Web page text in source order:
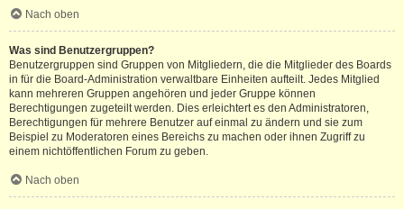
Nach oben
Was sind Benutzergruppen?
Benutzergruppen sind Gruppen von Mitgliedern, die die Mitglieder des Boards
in für die Board-Administration verwaltbare Einheiten aufteilt. Jedes Mitglied
kann mehreren Gruppen angehören und jeder Gruppe können
Berechtigungen zugeteilt werden. Dies erleichtert es den Administratoren,
Berechtigungen für mehrere Benutzer auf einmal zu ändern und sie zum
Beispiel zu Moderatoren eines Bereichs zu machen oder ihnen Zugriff zu
einem nichtöffentlichen Forum zu geben.
Nach oben